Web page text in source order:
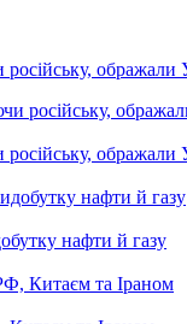
ображали
ображали
нафти й газу